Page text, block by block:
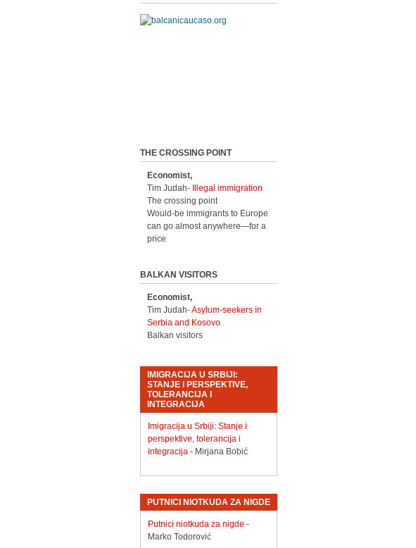
THE CROSSING POINT
Economist,
Tim Judah-
Illegal immigration
The crossing point
Would-be immigrants to Europe
can go almost anywhere—for a
price
BALKAN VISITORS
Economist,
Tim Judah-Asylum-seekers in
Serbia and Kosovo
Balkan visitors
IMIGRACIJA U SRBIJI:
STANJE I PERSPEKTIVE,
TOLERANCIJA I
INTEGRACIJA
Imigracija u Srbiji: Stanje i
perspektive, tolerancija i
integracija- Mirjana Bobić
PUTNICI NIOTKUDA ZA NIGDE
Putnici niotkuda za nigde -
Marko Todorović